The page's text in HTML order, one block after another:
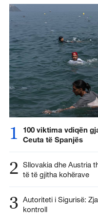
1
100 viktima vdiqën
Ceuta të Spanjës
2 Sllovakia dhe Austria
të të gjitha kohërave
3 Autoriteti i Sigurisë:
kontroll